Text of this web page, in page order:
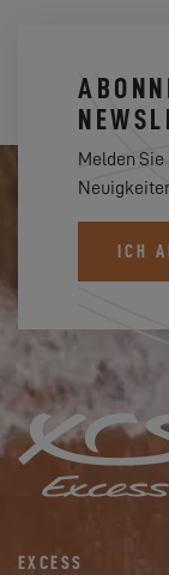
Melden
ICH
EXCESS